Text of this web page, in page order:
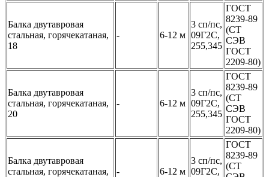
Балка двутавровая
стальная, горячекатаная,
18
- 6-12 м
3 сп/пс,
09Г2С,
255,345
ГОСТ
8239-89
(СТ
СЭВ
ГОСТ
2209-80)
Балка двутавровая
стальная, горячекатаная,
20
- 6-12 м
3 сп/пс,
09Г2С,
255,345
ГОСТ
8239-89
(СТ
СЭВ
ГОСТ
2209-80)
Балка двутавровая
стальная, горячекатаная,
- 6-12 м
3 сп/пс,
09Г2С,
ГОСТ
8239-89
(СТ